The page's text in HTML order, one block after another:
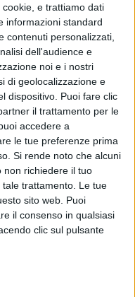
e trattiamo dati
informazioni standard
contenuti personalizzati,
dell'audience e
noi e i nostri
di geolocalizzazione e
dispositivo. Puoi fare clic
il trattamento per le
accedere a
le tue preferenze prima
Si rende noto che alcuni
non richiedere il tuo
trattamento. Le tue
sito web. Puoi
il consenso in qualsiasi
clic sul pulsante
diretto tra Bitonto
il Bitonto C5: neroverdi
pareggio
Bitonto ospite del Brilla
ai neroverdi